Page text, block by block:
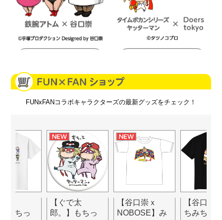
詳細をチェック
詳細をチェック 詳細をチェック
FUNxFANコラボキャラクターズの最新グッズをチェック！
もちっ
【ぐで太
郎。】もちっ
【谷口崇ｘ
NOBOSE】み
【谷口崇
ちみちハ